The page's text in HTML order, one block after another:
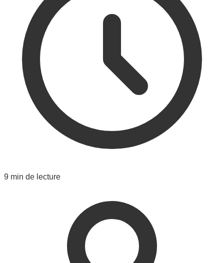
9 min de lecture